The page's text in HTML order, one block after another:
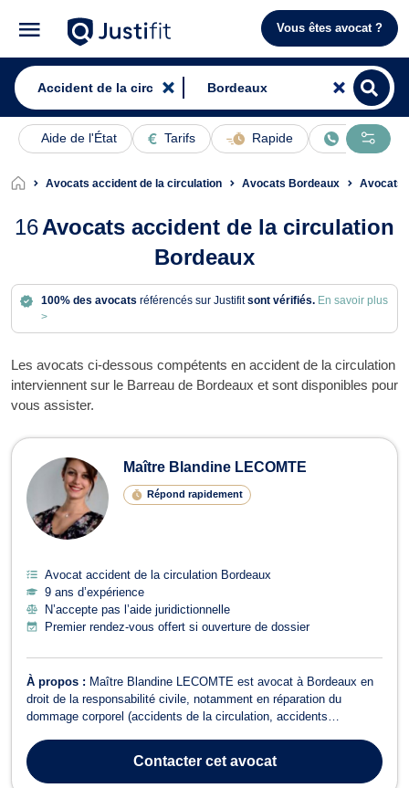
Vous êtes avocat ?
Aide de l'État Tarifs Rapide En ligne
Avocats accident de la circulation Avocats Bordeaux Avocats
16Avocats accident de la circulation
Bordeaux
100% des avocats référencés sur Justifitsont vérifiés. En savoir plus
>
Les avocats ci-dessous compétents en accident de la circulation
interviennent sur le Barreau de Bordeaux et sont disponibles pour
vous assister.
Avocats en accident de la
Maître Blandine LECOMTE
Répond rapidement
Avocat accident de la circulation Bordeaux
9 ans d’expérience
N’accepte pas l’aide juridictionnelle
Premier rendez-vous offert si ouverture de dossier
À propos : Maître Blandine LECOMTE est avocat à Bordeaux en
droit de la responsabilité civile, notamment en réparation du
dommage corporel (accidents de la circulation, accidents
construction (vices cachés et malfaçons). Grâce à sa maîtrise du
droit des assurances, elle sa...
Contactercet avocat